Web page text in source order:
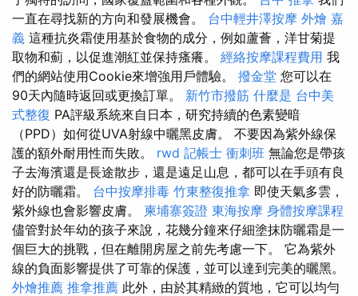
一直在尋找新的方向和發展機會。 台中輕井澤按摩 外燴 嘉
義 這種抗炎霜使用基於食物的成分，例如蘆薈，洋甘菊提
取物和薊，以促進潮紅並保持瘙癢。 經絡按摩課程費用 我
們的網站使用Cookie來增強用戶體驗。 撥金堂 您可以在
90天內隨時返回或更換訂單。 新竹市撥筋 什麼是 台中美
式整復 PA評級系統來自日本，研究持續的色素變暗
（PPD）如何從UVA射線中曬黑皮膚。 不要因為紫外線保
護的額外耐用性而失敗。 rwd 記帳士 衝刺班 無論您是帶孩
子去海濱還是長途散步，還是遠足山息，都可以在手頭有良
好的防曬霜。 台中按摩排毒 竹東整復推拿 即使天氣多雲，
紫外線也會影響皮膚。 柬埔寨簽證 東海按摩 身體按摩課程
儘管對於年幼的孩子來說，花幾分鐘來仔細塗抹防曬霜是一
個巨大的挑戰，但在離開房屋之前先考慮一下。 它為紫外
線的負面影響提供了可靠的保護，並可以達到完美的曬黑。
外燴推薦 推拿推薦 此外，由於其精緻的質地，它可以均勻